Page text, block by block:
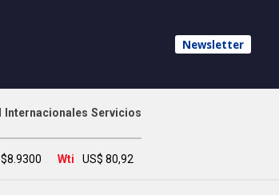
Newsletter
Internacionales Servicios
$8.9300 Wti US$ 80,92